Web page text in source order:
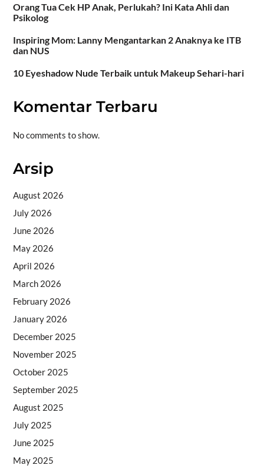
Orang Tua Cek HP Anak, Perlukah? Ini Kata Ahli dan
Psikolog
Inspiring Mom: Lanny Mengantarkan 2 Anaknya ke ITB
dan NUS
10 Eyeshadow Nude Terbaik untuk Makeup Sehari-hari
Komentar Terbaru
No comments to show.
Arsip
August 2026
July 2026
June 2026
May 2026
April 2026
March 2026
February 2026
January 2026
December 2025
November 2025
October 2025
September 2025
August 2025
July 2025
June 2025
May 2025